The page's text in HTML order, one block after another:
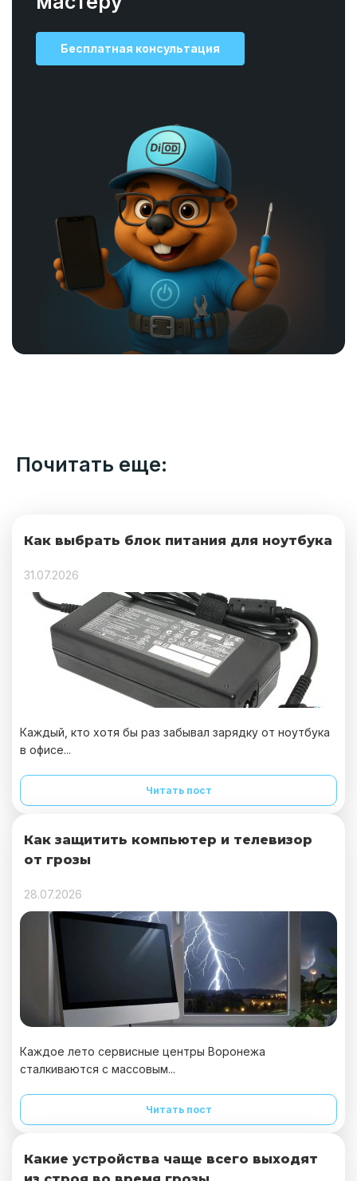
Бесплатная консультация
Почитать еще:
Как выбрать блок питания для ноутбука
31.07.2026
Каждый, кто хотя бы раз забывал зарядку от ноутбука
в офисе...
Читать пост
Как защитить компьютер и телевизор
от грозы
28.07.2026
Каждое лето сервисные центры Воронежа
сталкиваются с массовым...
Читать пост
Какие устройства чаще всего выходят